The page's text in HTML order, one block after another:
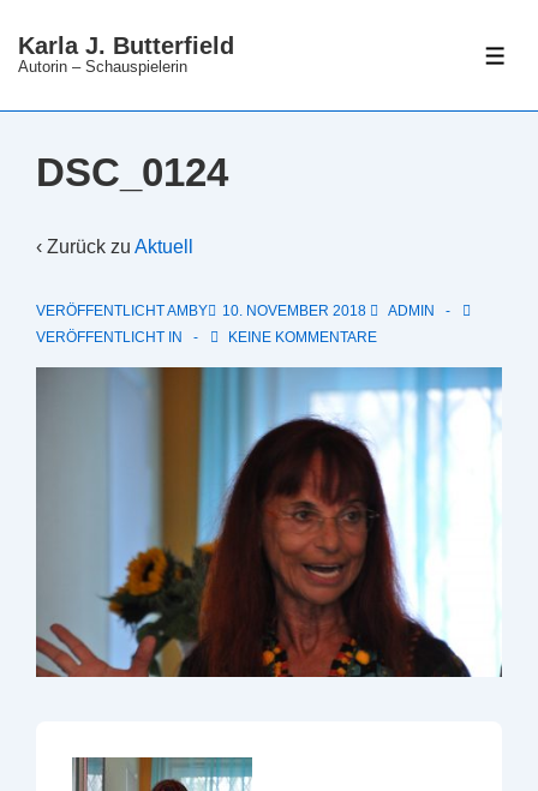
ZumKarla J. Butterfield
Autorin – Schauspielerin
DSC_0124
‹ Zurück zu Aktuell
VERÖFFENTLICHT AMBY 10. NOVEMBER 2018
ADMIN
VERÖFFENTLICHT IN
KEINE KOMMENTARE